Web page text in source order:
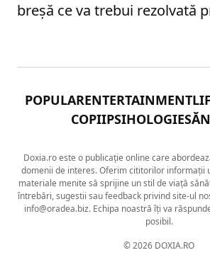
breșă ce va trebui rezolvată
POPULARENTERTAINMENT
COPIIPSIHOLOGIE
Doxia.ro este o publicație online care
domenii de interes. Oferim cititorilor informații
materiale menite să sprijine un stil de viață
întrebări, sugestii sau feedback privind site-ul
info@oradea.biz. Echipa noastră îți va
posibil.
© 2026 DOXIA.RO